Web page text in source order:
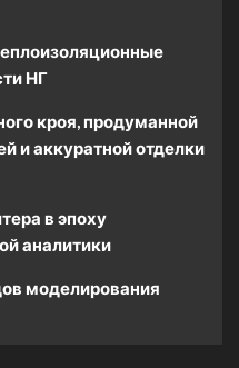
НГ
кроя, продуманной
и аккуратной отделки
в эпоху
аналитики
моделирования